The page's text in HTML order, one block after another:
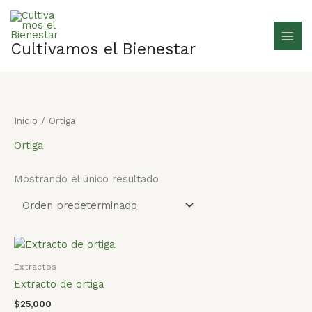
contenido
Cultivamos el Bienestar
Inicio / Ortiga
Ortiga
Mostrando el único resultado
Extractos
Extracto de ortiga
$25,000